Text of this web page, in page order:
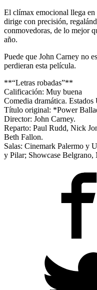
El clímax emocional llega
dirige con precisión,
conmovedoras, de lo mejor
año.
Puede que John Carney no
perdieran esta película.
**“Letras robadas”**
Calificación: Muy buena
Comedia dramática.
Título original: *Power
Director: John Carney.
Reparto: Paul Rudd, Nick
Beth Fallon.
Salas: Cinemark Palermo y
y Pilar; Showcase Belgrano,